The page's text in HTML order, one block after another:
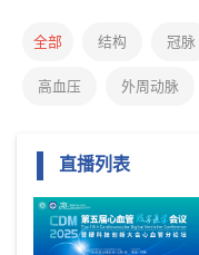
全部 结构 冠脉
高血压 外周动脉
直播列表